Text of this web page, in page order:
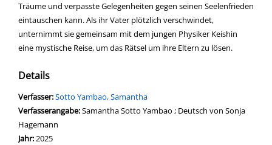
Träume und verpasste Gelegenheiten gegen seinen Seelenfrieden
eintauschen kann. Als ihr Vater plötzlich verschwindet,
unternimmt sie gemeinsam mit dem jungen Physiker Keishin
eine mystische Reise, um das Rätsel um ihre Eltern zu lösen.
Details
Verfasser:Suche nach diesem Verfasser
Sotto Yambao, Samantha
Verfasserangabe:Samantha Sotto Yambao ; Deutsch von Sonja
Hagemann
Jahr:2025